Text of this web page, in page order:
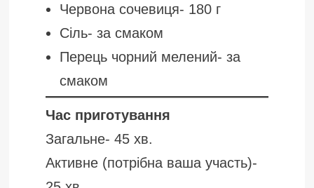
Червона сочевиця- 180 г
Сіль- за смаком
Перець чорний мелений- за
смаком
Час приготування
Загальне- 45 хв.
Активне (потрібна ваша участь)-